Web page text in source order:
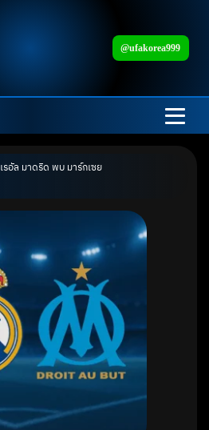
@ufakorea999
เรอัล มาดริด พบ มาร์กเซย